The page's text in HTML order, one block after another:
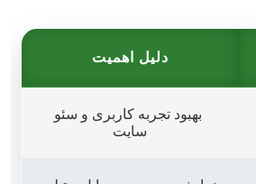
دلیل اهمیت
بهبود تجربه کاربری و سئو
سایت